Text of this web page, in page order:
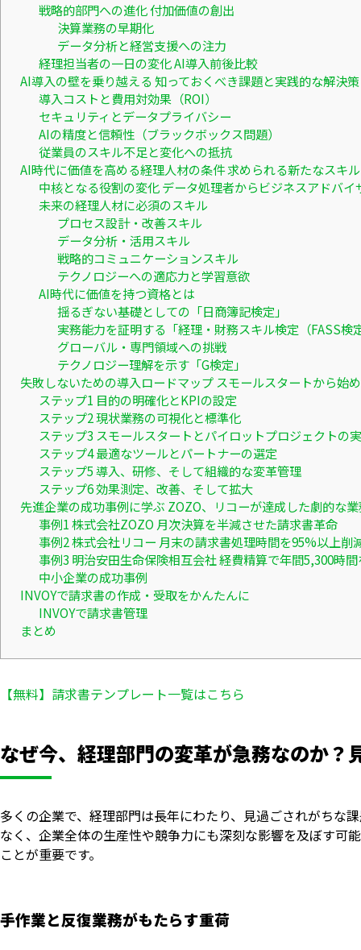
戦略的部門への進化 付加価値の創出
決算業務の早期化
データ分析と経営支援への注力
経理担当者の一日の変化 AI導入前後比較
AI導入の壁を乗り越える 知っておくべき課題と実践的な解決策
導入コストと費用対効果（ROI）
セキュリティとデータプライバシー
AIの精度と信頼性（ブラックボックス問題）
従業員のスキル不足と変化への抵抗
AI時代に価値を高める経理人材の条件 求められる新たなスキ
中核となる役割の変化 データ処理者からビジネスアドバイ
未来の経理人材に必須のスキル
プロセス設計・改善スキル
データ分析・活用スキル
戦略的コミュニケーションスキル
テクノロジーへの適応力と学習意欲
AI時代に価値を持つ資格とは
揺るぎない基礎としての「日商簿記検定」
実務能力を証明する「経理・財務スキル検定（FASS検
グローバル・専門領域への挑戦
テクノロジー理解を示す「G検定」
失敗しないための導入ロードマップ スモールスタートから始
ステップ1 目的の明確化とKPIの設定
ステップ2 現状業務の可視化と標準化
ステップ3 スモールスタートとパイロットプロジェクトの
ステップ4 最適なツールとパートナーの選定
ステップ5 導入、研修、そして組織的な変革管理
ステップ6 効果測定、改善、そして拡大
先進企業の成功事例に学ぶ ZOZO、リコーが達成した劇的な
事例1 株式会社ZOZO 月次決算を半減させた請求書革命
事例2 株式会社リコー 月末の請求書処理時間を95%以上削
事例3 明治安田生命保険相互会社 経費精算で年間5,300時
中小企業の成功事例
INVOYで請求書の作成・受取をかんたんに
INVOYで請求書管理
まとめ
【無料】請求書テンプレート一覧はこちら
なぜ今、経理部門の変革が急務なのか？
多くの企業で、経理部門は長年にわたり、見過ごされがちな
なく、企業全体の生産性や競争力にも深刻な影響を及ぼす可
ことが重要です。
手作業と反復業務がもたらす重荷